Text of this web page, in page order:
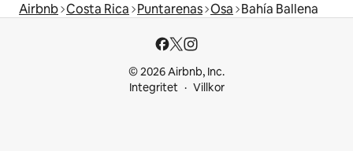
Airbnb Costa Rica Puntarenas Osa Bahía Ballena
© 2026 Airbnb, Inc.
Integritet
Villkor